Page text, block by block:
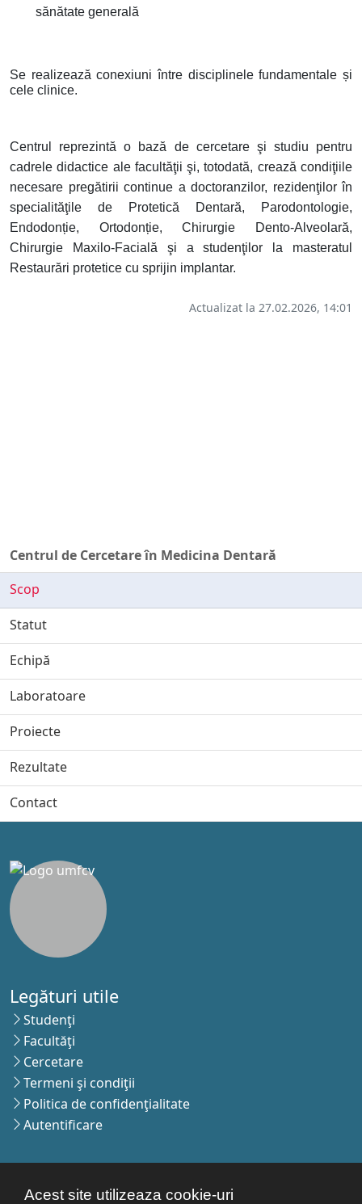
Acest site utilizeaza cookie-uri
Centrul de Cercetare în Medicina Dentară
Scop
Statut
Echipă
Laboratoare
Proiecte
Rezultate
Contact
sănătate generală
Se realizează conexiuni între disciplinele fundamentale și
cele clinice.
Centrul reprezintă o bază de cercetare şi studiu pentru
cadrele didactice ale facultăţii şi, totodată, crează condiţiile
necesare pregătirii continue a doctoranzilor, rezidenţilor în
specialităţile de Protetică Dentară, Parodontologie,
Endodonție, Ortodonție, Chirurgie Dento-Alveolară,
Chirurgie Maxilo-Facială şi a studenţilor la masteratul
Restaurări protetice cu sprijin implantar.
Actualizat la 27.02.2026, 14:01
Legături utile
Studenţi
Facultăţi
Cercetare
Termeni şi condiţii
Politica de confidenţialitate
Autentificare
Contact